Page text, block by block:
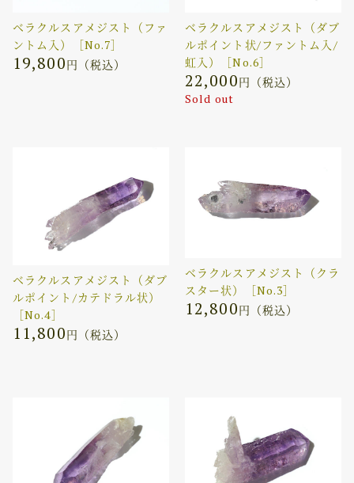
ベラクルスアメジスト（ファ
ントム入）［No.7］
19,800円（税込）
ベラクルスアメジスト（ダブ
ルポイント状/ファントム入/
虹入）［No.6］
22,000円（税込）
Sold out
ベラクルスアメジスト（ダブ
ルポイント/カテドラル状）
［No.4］
11,800円（税込）
ベラクルスアメジスト（クラ
スター状）［No.3］
12,800円（税込）